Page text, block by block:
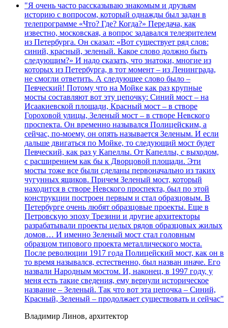
"Я очень часто рассказываю знакомым и друзьям
историю с вопросом, который однажды был задан в
телепрограмме «Что? Где? Когда?» Передача, как
известно, московская, а вопрос задавался телезрителем
из Петербурга. Он сказал: «Вот существует ряд слов:
синий, красный, зеленый. Какое слово должно быть
следующим?» И надо сказать, что знатоки, многие из
которых из Петербурга, в тот момент – из Ленинграда,
не смогли ответить. А следующее слово было –
Певческий! Потому что на Мойке как раз крупные
мосты составляют вот эту цепочку: Синий мост – на
Исаакиевской площади, Красный мост – в створе
Гороховой улицы, Зеленый мост – в створе Невского
проспекта. Он временно назывался Полицейским, а
сейчас, по-моему, он опять называется Зеленым. И если
дальше двигаться по Мойке, то следующий мост будет
Певческий, как раз у Капеллы. От Капеллы, с выходом,
с расширением как бы к Дворцовой площади. Эти
мосты тоже все были сделаны первоначально из таких
чугунных ящиков. Причем Зеленый мост, который
находится в створе Невского проспекта, был по этой
конструкции построен первым и стал образцовым. В
Петербурге очень любят образцовые проекты. Еще в
Петровскую эпоху Трезини и другие архитекторы
разрабатывали проекты целых рядов образцовых жилых
домов… И именно Зеленый мост стал головным
образцом типового проекта металлического моста.
После революции 1917 года Полицейский мост, как он в
то время назывался, естественно, был назван иначе. Его
назвали Народным мостом. И, наконец, в 1997 году, у
меня есть такие сведения, ему вернули историческое
название – Зеленый. Так что вот эта цепочка – Синий,
Красный, Зеленый – продолжает существовать и сейчас"
Владимир Линов, архитектор